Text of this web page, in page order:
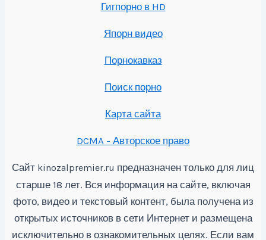
Гигпорно в HD
Япорн видео
Порнокавказ
Поиск порно
Карта сайта
DCMA - Авторское право
Сайт kinozalpremier.ru предназначен только для лиц
старше 18 лет. Вся информация на сайте, включая
фото, видео и текстовый контент, была получена из
открытых источников в сети Интернет и размещена
исключительно в ознакомительных целях. Если вам